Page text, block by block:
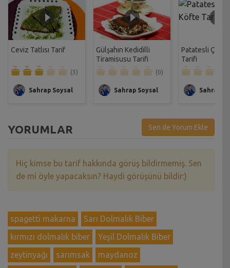
Ceviz Tatlısı Tarif
(3)
Sahrap Soysal
Gülşahın Kedidilli
Tiramisusu Tarifi
(0)
Sahrap Soysal
Patatesli Çıtır
Tarifi
Sahrap
YORUMLAR Sen de Yorum Ekle
Hiç kimse bu tarif hakkında görüş bildirmemiş. Sen
de mi öyle yapacaksın? Haydi görüşünü bildir:)
spagetti makarna
Sarı Dolmalık Biber
kırmızı dolmalık biber
Yeşil Dolmalık Biber
zeytinyağı
sarımsak
maydanoz